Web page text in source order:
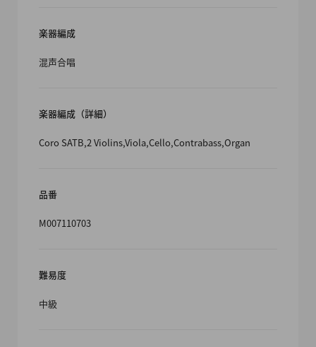
楽器編成
混声合唱
楽器編成（詳細）
Coro SATB,2 Violins,Viola,Cello,Contrabass,Organ
品番
M007110703
難易度
中級